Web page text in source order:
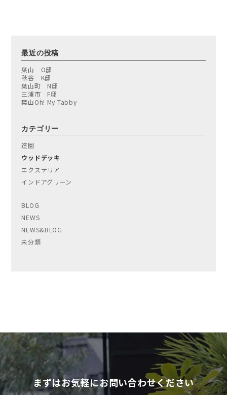
最近の投稿
葉山 O邸
秋谷 K邸
葉山町 N邸
三浦市 F邸
葉山Oh! My Tabby
カテゴリー
造園
ウッドデッキ
エクステリア
インドアグリーン
BLOG
NEWS
NEWS&BLOG
未分類
まずはお気軽にお問い合わせください